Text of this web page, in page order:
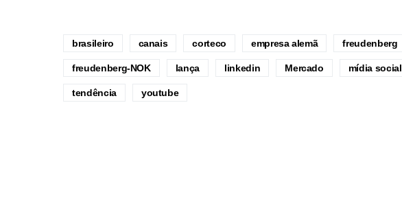
brasileiro canais corteco empresa alemã freudenberg
freudenberg-NOK lança linkedin Mercado mídia social
tendência youtube